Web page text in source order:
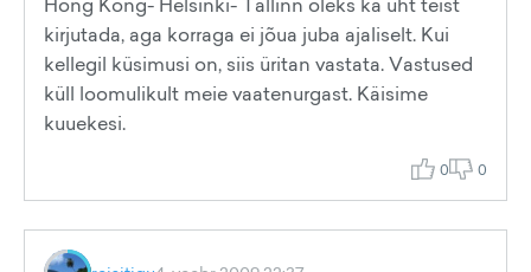
kirjutada, aga korraga ei jõua juba ajaliselt. Kui
kellegil küsimusi on, siis üritan vastata. Vastused
küll loomulikult meie vaatenurgast. Käisime
kuuekesi.
0 0